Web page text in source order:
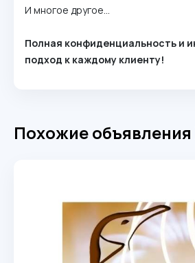
И многое другое…
Полная конфиденциальность и
подход к каждому клиенту!
Похожие объявления